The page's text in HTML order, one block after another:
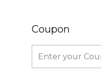
Coupon